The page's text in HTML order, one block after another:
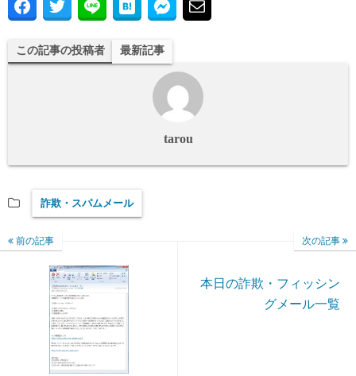
この記事の投稿者 最新記事
tarou
詐欺・スパムメール
前の記事 次の記事
本日の詐欺・フィッシン
グメール一覧